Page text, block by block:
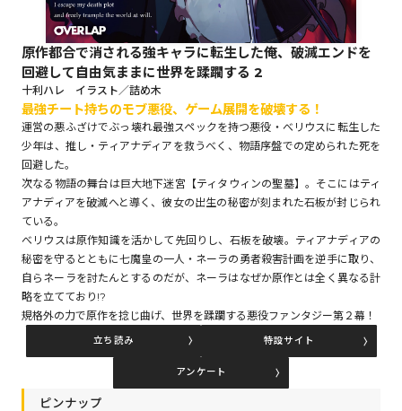
コミッククリエ
コミックパルフェ
コミックエッセイ
閉じる
原作都合で消される強キャラに転生した俺、破滅エンドを
回避して自由気ままに世界を蹂躙する 2
十利ハレ イラスト／詰め木
最強チート持ちのモブ悪役、ゲーム展開を破壊する！
運営の悪ふざけでぶっ壊れ最強スペックを持つ悪役・べリウスに転生した
少年は、推し・ティアナディアを救うべく、物語序盤での定められた死を
回避した。
次なる物語の舞台は巨大地下迷宮【ティタウィンの聖墓】。そこにはティ
アナディアを破滅へと導く、彼女の出生の秘密が刻まれた石板が封じられ
ている。
べリウスは原作知識を活かして先回りし、石板を破壊。ティアナディアの
秘密を守るとともに七魔皇の一人・ネーラの勇者殺害計画を逆手に取り、
自らネーラを討たんとするのだが、ネーラはなぜか原作とは全く異なる計
略を立てており!?
規格外の力で原作を捻じ曲げ、世界を蹂躙する悪役ファンタジー第２幕！
立ち読み 特設サイト
アンケート
ピンナップ